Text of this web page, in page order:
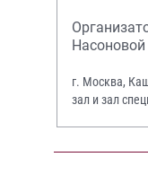
Насоновой
г. Москва,
зал и зал